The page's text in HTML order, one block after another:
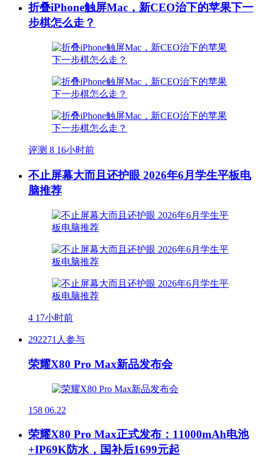
折叠iPhone触屏Mac，新CEO治下的苹果下一
步棋怎么走？
评测 8 16小时前
不止屏幕大而且还护眼 2026年6月学生平板电
脑推荐
4 17小时前
292271人参与
荣耀X80 Pro Max新品发布会
158 06.22
荣耀X80 Pro Max正式发布：11000mAh电池
+IP69K防水，国补后1699元起